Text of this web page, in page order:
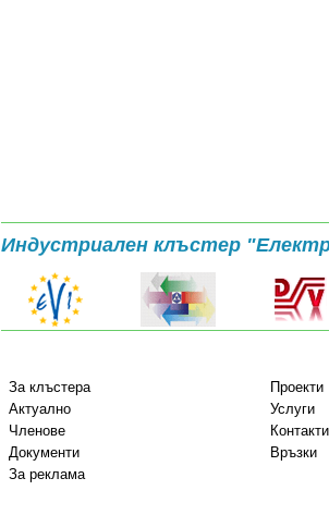
Индустриален клъстер
За клъстера
Проекти
Актуално
Услуги
Членове
Контакти
Документи
Връзки
За реклама